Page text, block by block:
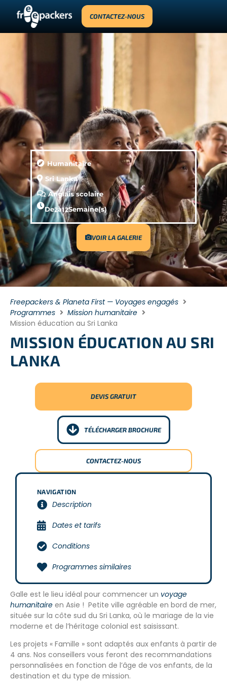
CONTACTEZ-NOUS
Humanitaire
Sri Lanka
Anglais scolaire
De2à12Semaine(s)
VOIR LA GALERIE
Freepackers & Planeta First — Voyages engagés
Programmes
Mission humanitaire
Mission éducation au Sri Lanka
MISSION ÉDUCATION AU SRI
LANKA
DEVIS GRATUIT
TÉLÉCHARGER BROCHURE
CONTACTEZ-NOUS
NAVIGATION
Description
Dates et tarifs
Conditions
Programmes similaires
Galle est le lieu idéal pour commencer un voyage
humanitaire en Asie ! Petite ville agréable en bord de mer,
située sur la côte sud du Sri Lanka, où le mariage de la vie
moderne et de l’héritage colonial est saisissant.
Les projets « Famille » sont adaptés aux enfants à partir de
4 ans. Nos conseillers vous feront des recommandations
personnalisées en fonction de l’âge de vos enfants, de la
destination et du type de mission.